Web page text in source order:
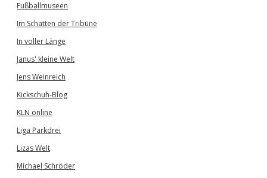
Fußballmuseen
Im Schatten der Tribüne
In voller Länge
Janus' kleine Welt
Jens Weinreich
Kickschuh-Blog
KLN online
Liga Parkdrei
Lizas Welt
Michael Schröder